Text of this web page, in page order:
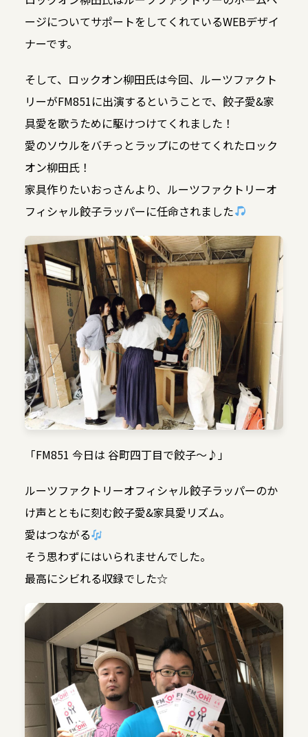
ージについてサポートをしてくれているWEBデザイ
ナーです。
そして、ロックオン柳田氏は今回、ルーツファクト
リーがFM851に出演するということで、餃子愛&家
具愛を歌うために駆けつけてくれました！
愛のソウルをバチっとラップにのせてくれたロック
オン柳田氏！
家具作りたいおっさんより、ルーツファクトリーオ
フィシャル餃子ラッパーに任命されました
「FM851 今日は 谷町四丁目で餃子〜♪」
ルーツファクトリーオフィシャル餃子ラッパーのか
け声とともに刻む餃子愛&家具愛リズム。
愛はつながる
そう思わずにはいられませんでした。
最高にシビれる収録でした☆